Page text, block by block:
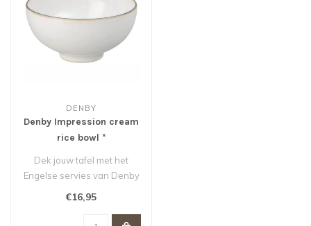
DENBY
Denby Impression cream
rice bowl *
Dek jouw tafel met het
Engelse servies van Denby
€16,95